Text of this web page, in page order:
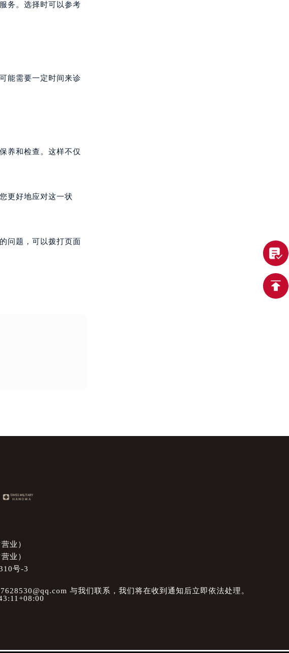
务。选择时可以参考
能需要一定时间来诊
养和检查。这样不仅
更好地应对这一状
问题，可以拨打页面
业）
业）
号-3
与我们联系，我们将在收到通知后立即依法处理。